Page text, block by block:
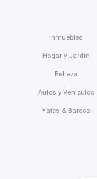
Inmuebles
Hogar y Jardín
Belleza
Autos y Vehículos
Yates & Barcos